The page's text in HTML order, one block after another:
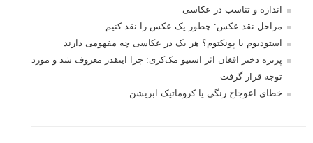
اندازه و تناسب در عکاسی
مراحل نقد عکس: چطور یک عکس را نقد کنیم
استودیوم یا پونکتوم؟ هر یک در عکاسی چه مفهومی دارند
پرتره دختر افغان اثر استیو مک‌کری: چرا اینقدر معروف شد و مورد
توجه قرار گرفت
خطای اعوجاج رنگی یا کروماتیک ابریشن